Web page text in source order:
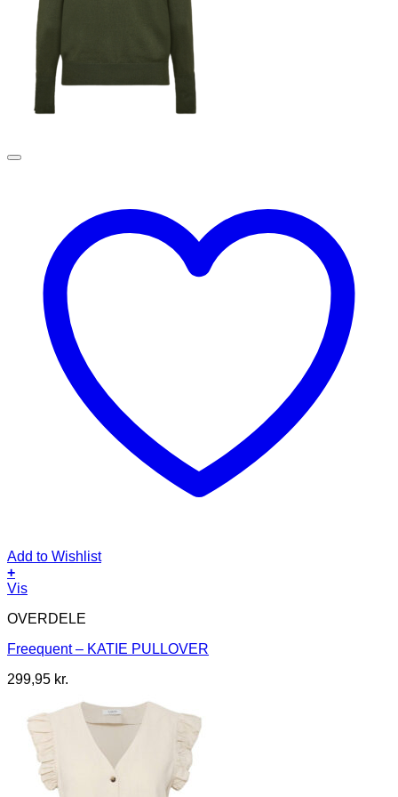
Add to Wishlist
+
Dette
har
varianter.
kan
varesiden
Vis
OVERDELE
Freequent – KATIE PULLOVER
299,95 kr.